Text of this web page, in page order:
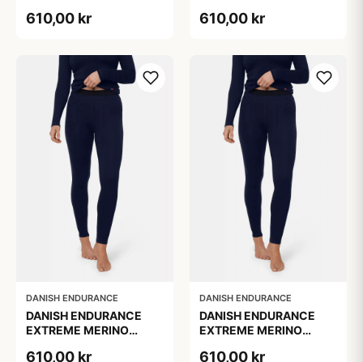
Marineblå 1-Pak
610,00 kr
Marineblå 1-Pak
610,00 kr
DANISH ENDURANCE
DANISH ENDURANCE
EXTREME MERINO
Pak
610,00 kr
DANISH ENDURANCE
DANISH ENDURANCE
EXTREME MERINO
Pak
610,00 kr